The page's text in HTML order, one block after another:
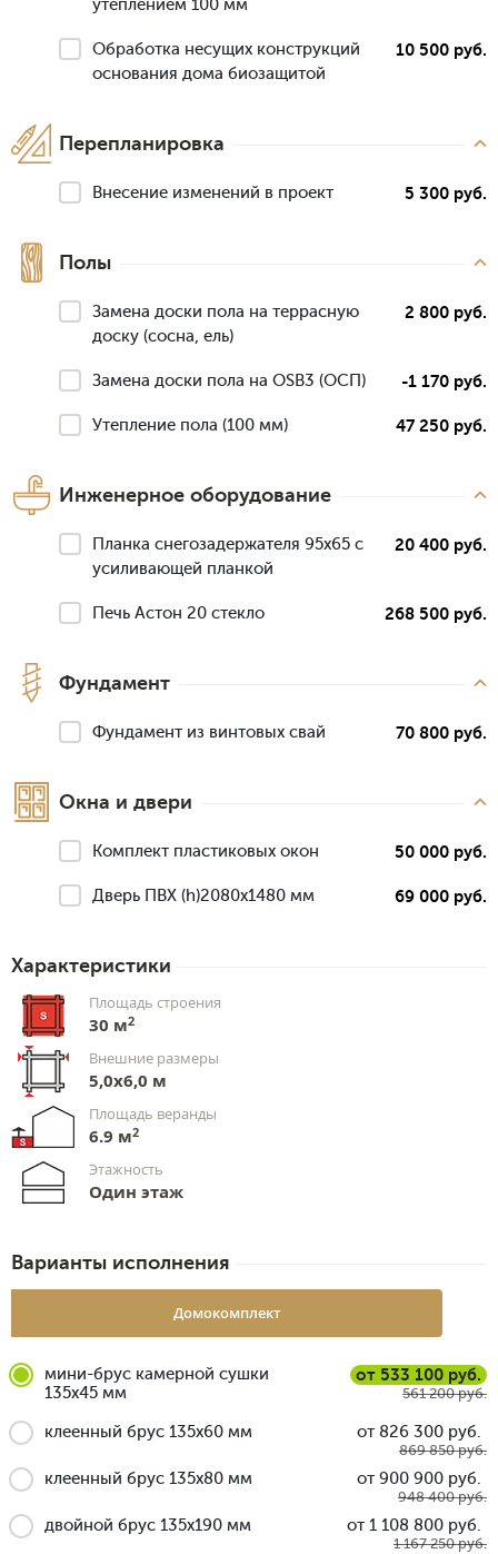
утеплением 100 мм
Обработка несущих конструкций
основания дома биозащитой
10 500 руб.
Перепланировка
Внесение изменений в проект 5 300 руб.
Полы
Замена доски пола на террасную
доску (сосна, ель)
2 800 руб.
Замена доски пола на OSB3 (ОСП) -1 170 руб.
Утепление пола (100 мм) 47 250 руб.
Инженерное оборудование
Планка снегозадержателя 95х65 с
усиливающей планкой
20 400 руб.
Печь Астон 20 стекло 268 500 руб.
Фундамент
Фундамент из винтовых свай 70 800 руб.
Окна и двери
Комплект пластиковых окон 50 000 руб.
Дверь ПВХ (h)2080х1480 мм 69 000 руб.
Характеристики
Площадь строения
30 м2
Внешние размеры
5,0x6,0 м
Площадь веранды
6.9 м2
Этажность
Один этаж
Варианты исполнения
Домокомплект
мини-брус камерной сушки
135x45 мм
от 533 100 руб.
561 200 руб.
клеенный брус 135x60 мм от 826 300 руб.
869 850 руб.
клеенный брус 135x80 мм от 900 900 руб.
948 400 руб.
двойной брус 135x190 мм от 1 108 800 руб.
1 167 250 руб.